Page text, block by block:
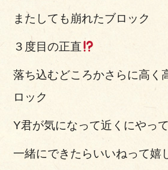
またしても崩れたブロック
３度目の正直
落ち込むどころかさらに高く
ロック
Y君が気になって近くにやっ
一緒にできたらいいねって嬉